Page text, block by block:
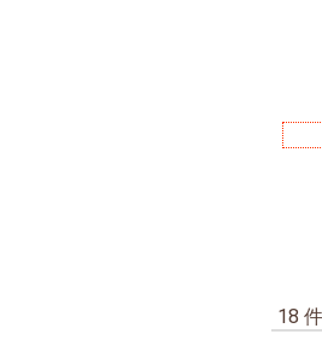
18